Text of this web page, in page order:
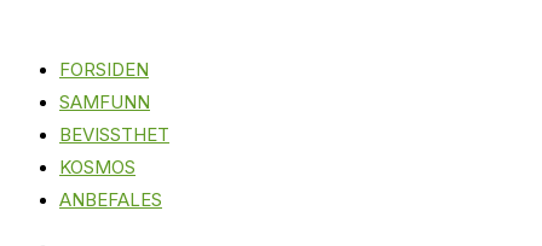
FORSIDEN
SAMFUNN
BEVISSTHET
KOSMOS
ANBEFALES